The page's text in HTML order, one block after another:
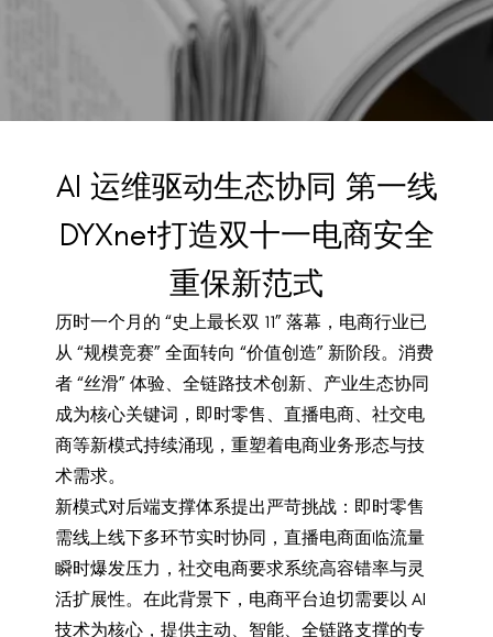
BACK TO PREVIOUS
AI 运维驱动生态协同 第一线
DYXnet打造双十一电商安全
重保新范式
历时一个月的 “史上最长双 11” 落幕，电商行业已
从 “规模竞赛” 全面转向 “价值创造” 新阶段。消费
者 “丝滑” 体验、全链路技术创新、产业生态协同
成为核心关键词，即时零售、直播电商、社交电
商等新模式持续涌现，重塑着电商业务形态与技
术需求。
新模式对后端支撑体系提出严苛挑战：即时零售
需线上线下多环节实时协同，直播电商面临流量
瞬时爆发压力，社交电商要求系统高容错率与灵
活扩展性。在此背景下，电商平台迫切需要以 AI
技术为核心，提供主动、智能、全链路支撑的专